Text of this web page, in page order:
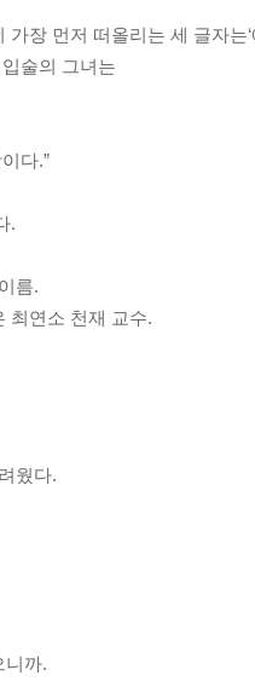
장 먼저 떠올리는 세 글자는‘
술의 그녀는
다.”
.
름.
최연소 천재 교수.
웠다.
니까.